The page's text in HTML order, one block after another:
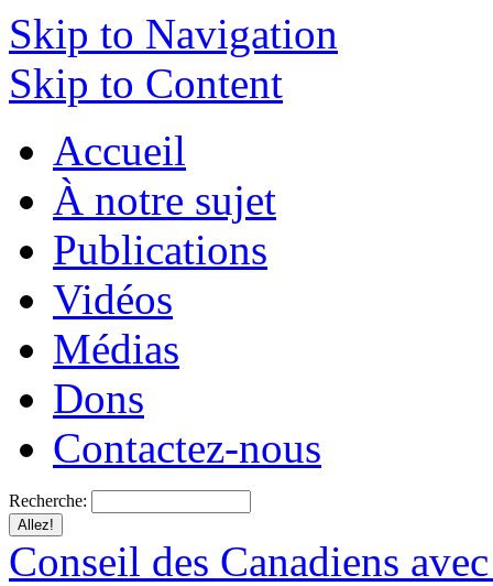
Skip to Navigation
Skip to Content
Accueil
À notre sujet
Publications
Vidéos
Médias
Dons
Contactez-nous
Recherche:
Conseil des Canadiens